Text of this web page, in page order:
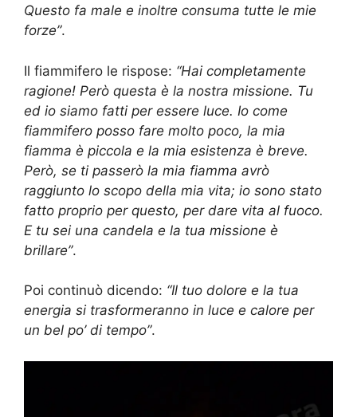
Questo fa male e inoltre consuma tutte le mie
forze”.
Il fiammifero le rispose: “Hai completamente
ragione! Però questa è la nostra missione. Tu
ed io siamo fatti per essere luce. Io come
fiammifero posso fare molto poco, la mia
fiamma è piccola e la mia esistenza è breve.
Però, se ti passerò la mia fiamma avrò
raggiunto lo scopo della mia vita; io sono stato
fatto proprio per questo, per dare vita al fuoco.
E tu sei una candela e la tua missione è
brillare”.
Poi continuò dicendo: “Il tuo dolore e la tua
energia si trasformeranno in luce e calore per
un bel po’ di tempo”.